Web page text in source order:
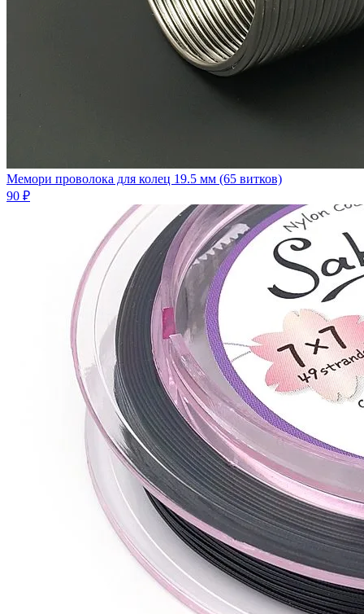
Мемори проволока для колец 19.5 мм (65 витков)
90 ₽